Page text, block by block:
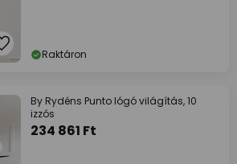
Raktáron
By Rydéns Punto lógó világítás, 10
izzós
234 861 Ft